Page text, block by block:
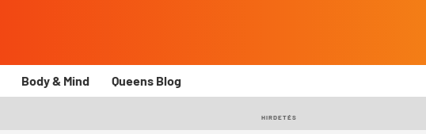
Body & Mind Queens Blog
HIRDETÉS